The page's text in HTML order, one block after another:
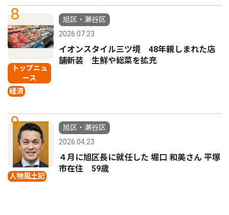
8
トップニュ
ース
経済
旭区・瀬谷区
2026.07.23
イオンスタイル三ツ境 48年親しまれた店
舗新装 生鮮や総菜を拡充
9
人物風土記
旭区・瀬谷区
2026.04.23
４月に旭区長に就任した 堀口 和美さん 平塚
市在住 59歳